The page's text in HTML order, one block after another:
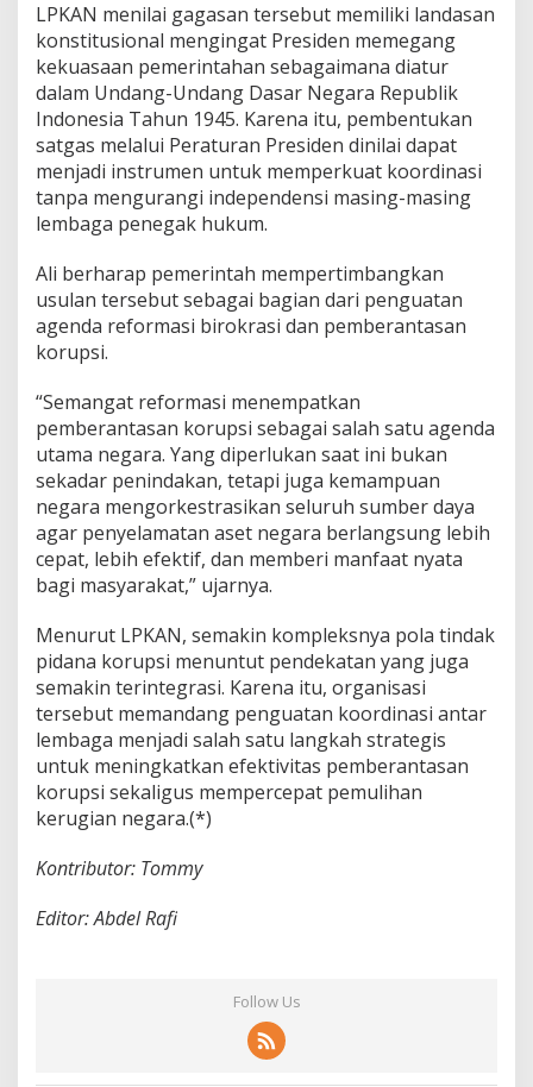
LPKAN menilai gagasan tersebut memiliki landasan
konstitusional mengingat Presiden memegang
kekuasaan pemerintahan sebagaimana diatur
dalam Undang-Undang Dasar Negara Republik
Indonesia Tahun 1945. Karena itu, pembentukan
satgas melalui Peraturan Presiden dinilai dapat
menjadi instrumen untuk memperkuat koordinasi
tanpa mengurangi independensi masing-masing
lembaga penegak hukum.
Ali berharap pemerintah mempertimbangkan
usulan tersebut sebagai bagian dari penguatan
agenda reformasi birokrasi dan pemberantasan
korupsi.
“Semangat reformasi menempatkan
pemberantasan korupsi sebagai salah satu agenda
utama negara. Yang diperlukan saat ini bukan
sekadar penindakan, tetapi juga kemampuan
negara mengorkestrasikan seluruh sumber daya
agar penyelamatan aset negara berlangsung lebih
cepat, lebih efektif, dan memberi manfaat nyata
bagi masyarakat,” ujarnya.
Menurut LPKAN, semakin kompleksnya pola tindak
pidana korupsi menuntut pendekatan yang juga
semakin terintegrasi. Karena itu, organisasi
tersebut memandang penguatan koordinasi antar
lembaga menjadi salah satu langkah strategis
untuk meningkatkan efektivitas pemberantasan
korupsi sekaligus mempercepat pemulihan
kerugian negara.(*)
Kontributor: Tommy
Editor: Abdel Rafi
Follow Us